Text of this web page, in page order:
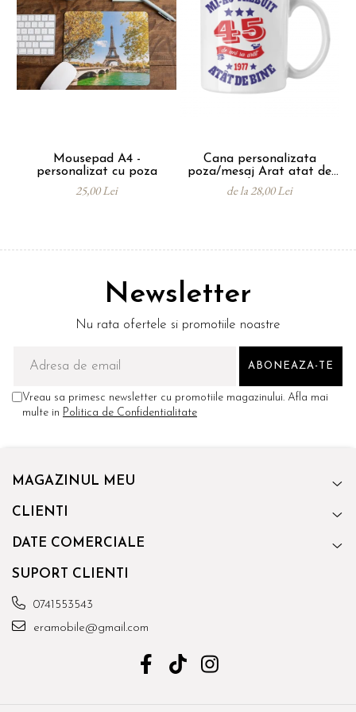
Mousepad A4 -
personalizat cu poza
25,00 Lei
Cana personalizata
poza/mesaj Arat atat de
bine
de la 28,00 Lei
Newsletter
Nu rata ofertele si promotiile noastre
Vreau sa primesc newsletter cu promotiile magazinului. Afla mai
multe in Politica de Confidentialitate
MAGAZINUL MEU
CLIENTI
DATE COMERCIALE
SUPORT CLIENTI
0741553543
eramobile@gmail.com